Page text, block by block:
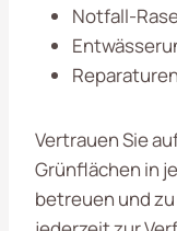
Notfall-
Vertrauen Sie
Grünflächen in
betreuen und